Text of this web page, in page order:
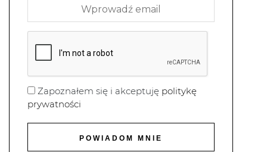
Zapoznałem się i akceptuję politykę
prywatności